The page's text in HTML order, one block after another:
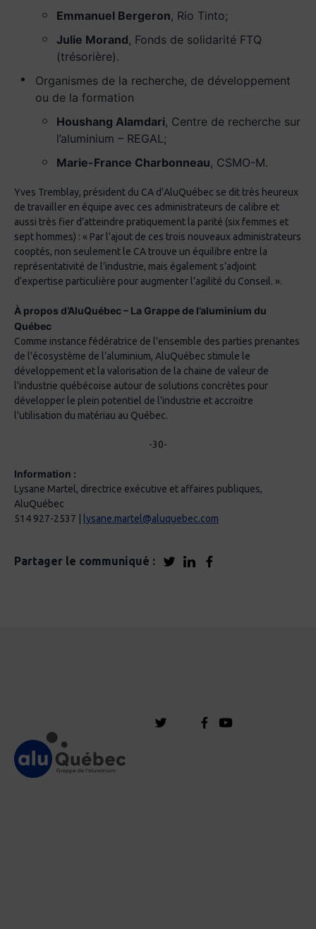
Emmanuel Bergeron, Rio Tinto;
Julie Morand, Fonds de solidarité FTQ
(trésorière).
Organismes de la recherche, de développement
ou de la formation
Houshang Alamdari, Centre de recherche sur
l’aluminium – REGAL;
Marie-France Charbonneau, CSMO-M.
Yves Tremblay, président du CA d’AluQuébec se dit très heureux
de travailler en équipe avec ces administrateurs de calibre et
aussi très fier d’atteindre pratiquement la parité (six femmes et
sept hommes) : « Par l’ajout de ces trois nouveaux administrateurs
cooptés, non seulement le CA trouve un équilibre entre la
représentativité de l’industrie, mais également s’adjoint
d’expertise particulière pour augmenter l’agilité du Conseil. ».
À propos d’AluQuébec – La Grappe de l’aluminium du
Québec
Comme instance fédératrice de l'ensemble des parties prenantes
de l'écosystème de l’aluminium, AluQuébec stimule le
développement et la valorisation de la chaine de valeur de
l'industrie québécoise autour de solutions concrètes pour
développer le plein potentiel de l’industrie et accroitre
l'utilisation du matériau au Québec.
-30-
Information :
Lysane Martel, directrice exécutive et affaires publiques,
AluQuébec
514 927-2537 | lysane.martel@aluquebec.com
Partager le communiqué :